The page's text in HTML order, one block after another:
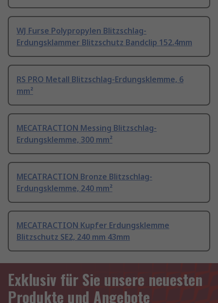
WJ Furse Polypropylen Blitzschlag-
Erdungsklammer Blitzschutz Bandclip 152.4mm
RS PRO Metall Blitzschlag-Erdungsklemme, 6
mm²
MECATRACTION Messing Blitzschlag-
Erdungsklemme, 300 mm²
MECATRACTION Bronze Blitzschlag-
Erdungsklemme, 240 mm²
MECATRACTION Kupfer Erdungsklemme
Blitzschutz SE2, 240 mm 43mm
Exklusiv für Sie unsere neuesten
Produkte und Angebote